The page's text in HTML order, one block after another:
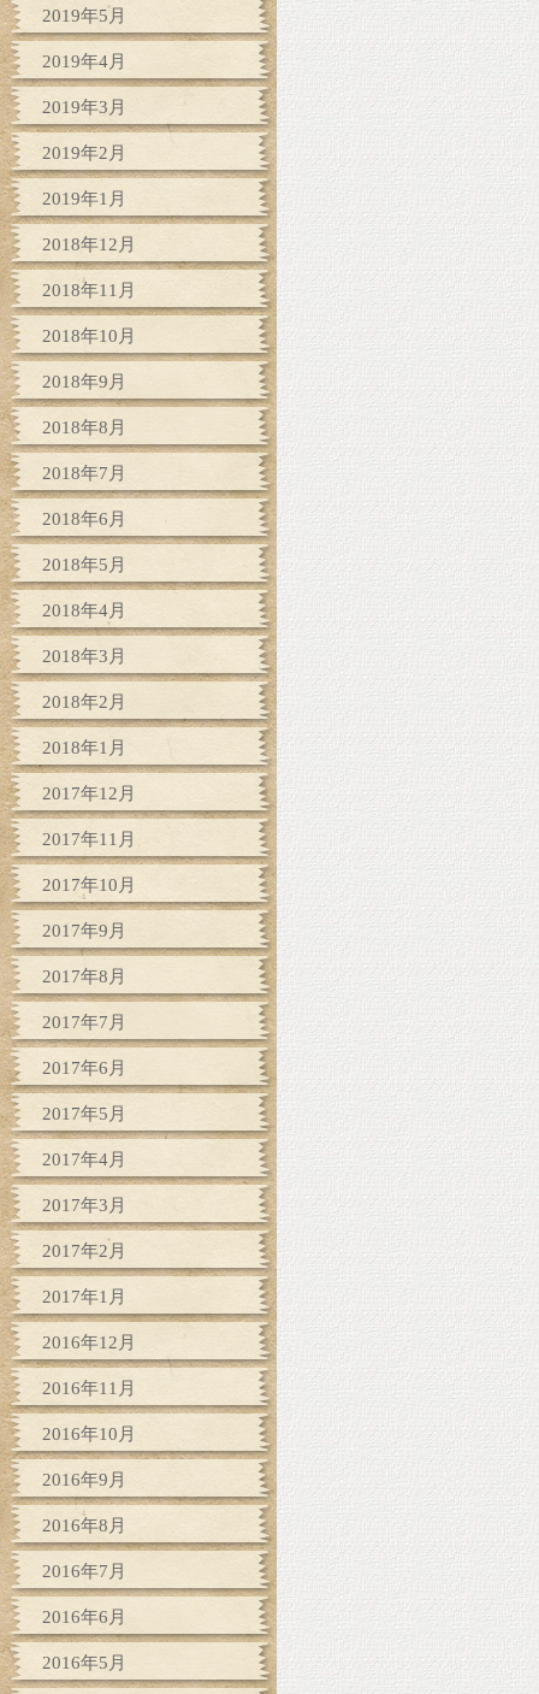
2019年5月
2019年4月
2019年3月
2019年2月
2019年1月
2018年12月
2018年11月
2018年10月
2018年9月
2018年8月
2018年7月
2018年6月
2018年5月
2018年4月
2018年3月
2018年2月
2018年1月
2017年12月
2017年11月
2017年10月
2017年9月
2017年8月
2017年7月
2017年6月
2017年5月
2017年4月
2017年3月
2017年2月
2017年1月
2016年12月
2016年11月
2016年10月
2016年9月
2016年8月
2016年7月
2016年6月
2016年5月